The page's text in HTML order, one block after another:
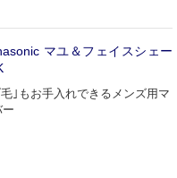
マユ＆フェイスシェー
｣もお手入れできるメンズ用マ